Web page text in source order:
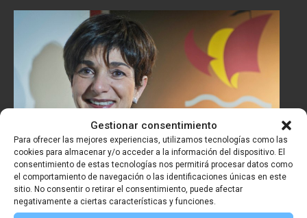
Gestionar consentimiento
Para ofrecer las mejores experiencias, utilizamos tecnologías como las
cookies para almacenar y/o acceder a la información del dispositivo. El
consentimiento de estas tecnologías nos permitirá procesar datos como
el comportamiento de navegación o las identificaciones únicas en este
sitio. No consentir o retirar el consentimiento, puede afectar
negativamente a ciertas características y funciones.